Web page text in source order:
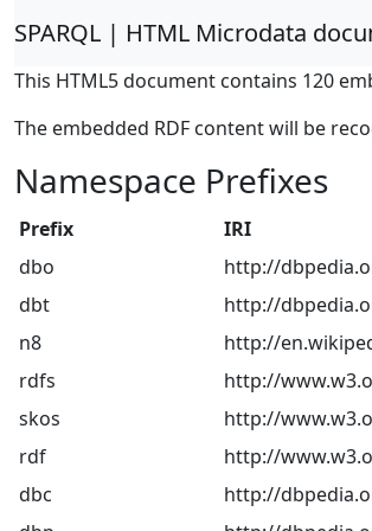
SPARQL | HTML Microdata
This HTML5 document contains 120
The embedded RDF content will be
Namespace Prefixes
Prefix
IRI
dbo
http://
dbt
http://
n8
http://
rdfs
http://
skos
http://
rdf
http://
dbc
http://